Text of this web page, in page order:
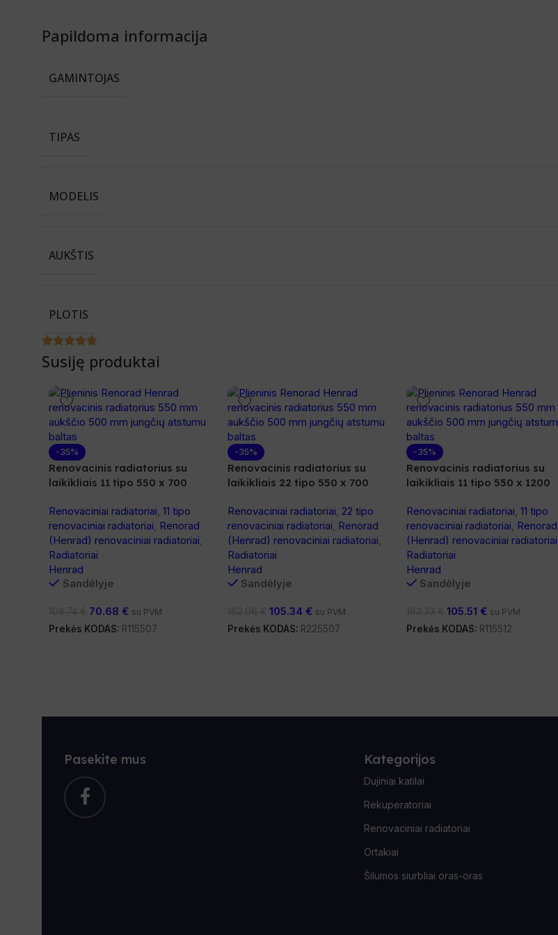
Papildoma informacija
GAMINTOJAS
TIPAS
MODELIS
AUKŠTIS
PLOTIS
Susiję produktai
-35%
Renovacinis radiatorius su
laikikliais 11 tipo 550 x 700
Renovaciniai radiatoriai, 11 tipo
renovaciniai radiatoriai, Renorad
(Henrad) renovaciniai radiatoriai,
Radiatoriai
Henrad
Sandėlyje
70.68 € su PVM
Prekės KODAS: R115507
-35%
Renovacinis radiatorius su
laikikliais 22 tipo 550 x 700
Renovaciniai radiatoriai, 22 tipo
renovaciniai radiatoriai, Renorad
(Henrad) renovaciniai radiatoriai,
Radiatoriai
Henrad
Sandėlyje
105.34 € su PVM
Prekės KODAS: R225507
-35%
Renovacinis radiatorius su
laikikliais 11 tipo 550 x 1200
Renovaciniai radiatoriai, 11 tipo
renovaciniai radiatoriai, Renorad
(Henrad) renovaciniai radiatoriai
Radiatoriai
Henrad
Sandėlyje
105.51 € su PVM
Prekės KODAS: R115512
Pasekite mus Kategorijos
Dujiniai katilai
Rekuperatoriai
Renovaciniai radiatoriai
Ortakiai
Šilumos siurbliai oras-oras